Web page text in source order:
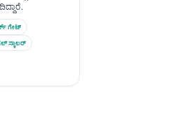
ಗೇಟ್
ಸ್ಕಾಲರ್